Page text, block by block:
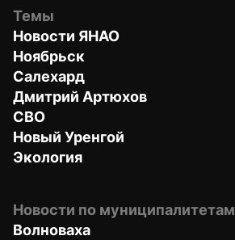
Темы
Новости ЯНАО
Ноябрьск
Салехард
Дмитрий Артюхов
СВО
Новый Уренгой
Экология
Новости по муниципалитетам
Волноваха